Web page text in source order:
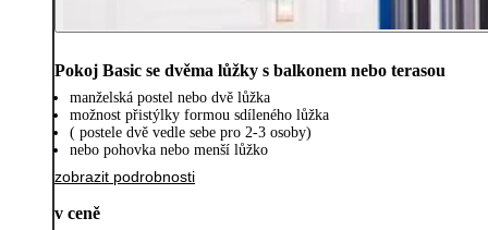
Pokoj Basic se dvěma lůžky s balkonem nebo terasou
manželská postel nebo dvě lůžka
možnost přistýlky formou sdíleného lůžka
( postele dvě vedle sebe pro 2-3 osoby)
nebo pohovka nebo menší lůžko
zobrazit podrobnosti
v ceně